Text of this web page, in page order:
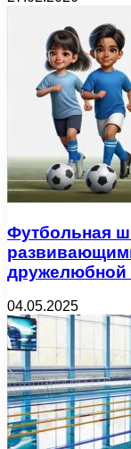
Футбольная
дружелюбной
04.05.2025